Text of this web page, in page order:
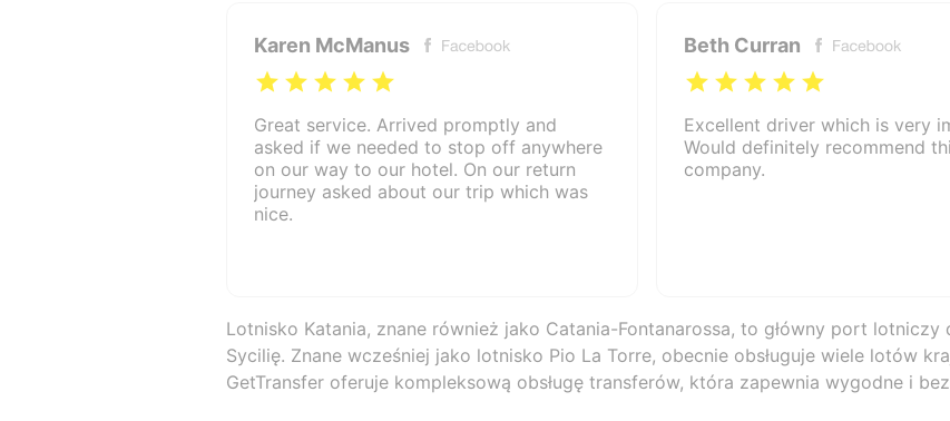
Karen McManus
Great service. Arrived promptly and
asked if we needed to stop off anywhere
on our way to our hotel. On our return
journey asked about our trip which was
nice.
Beth Curran
Excellent driver which is very
Would definitely recommend
company.
Lotnisko Katania, znane również jako Catania-Fontanarossa, to główny port
Sycilię. Znane wcześniej jako lotnisko Pio La Torre, obecnie obsługuje wiele lotów
GetTransfer oferuje kompleksową obsługę transferów, która zapewnia wygodne i